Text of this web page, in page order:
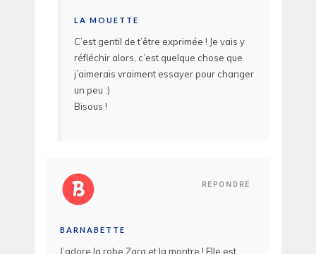
LA MOUETTE
C’est gentil de t’être exprimée ! Je vais y
réfléchir alors, c’est quelque chose que
j’aimerais vraiment essayer pour changer
un peu :)
Bisous !
REPONDRE
BARNABETTE
J’adore la robe Zara et la montre ! Elle est